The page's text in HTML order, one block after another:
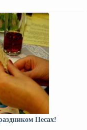
Песах!